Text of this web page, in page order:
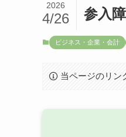
参入
2026
4/26
ビジネス・企業・会計
当ページのリン